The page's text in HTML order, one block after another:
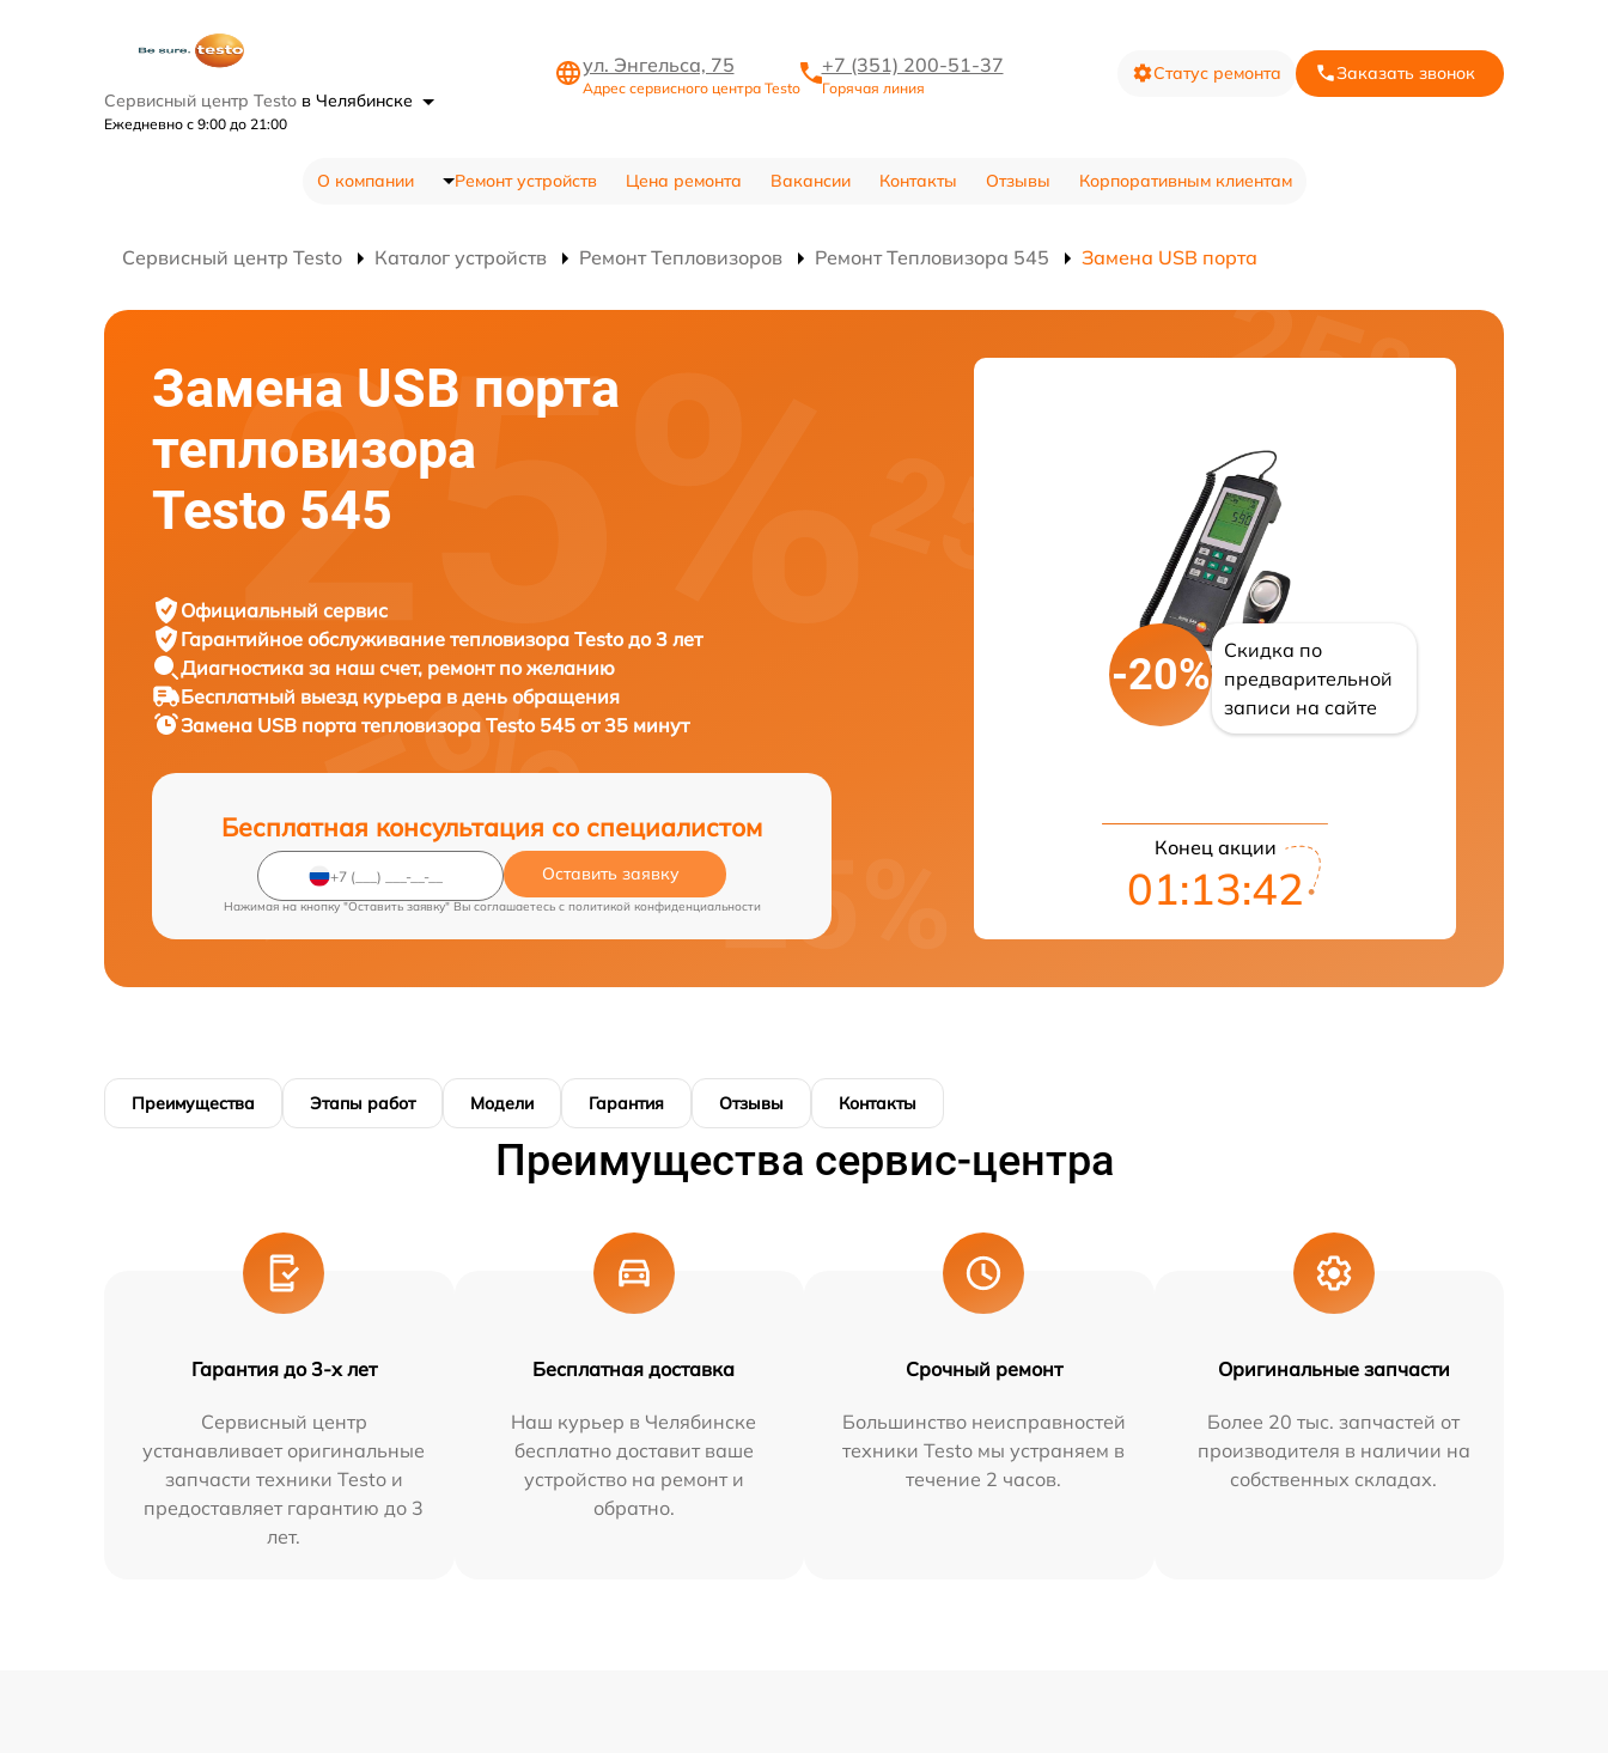
Сервисный центр Testo в Челябинске
Ежедневно с 9:00 до 21:00
ул. Энгельса, 75
Адрес сервисного центра Testo
+7 (351) 200-51-37
Горячая линия
Статус ремонта Заказать звонок
О компании Ремонт устройств Цена ремонта Вакансии Контакты Отзывы Корпоративным клиентам
Сервисный центр Testo Каталог устройств Ремонт Тепловизоров Ремонт Тепловизора 545 Замена USB порта
Замена USB порта
тепловизора
Testo 545
Официальный сервис
Гарантийное обслуживание тепловизора Testo до 3 лет
Диагностика за наш счет, ремонт по желанию
Бесплатный выезд курьера в день обращения
Замена USB порта тепловизора Testo 545 от 35 минут
Бесплатная консультация со специалистом
Оставить заявку
Нажимая на кнопку "Оставить заявку" Вы соглашаетесь c политикой конфиденциальности
-20%
Скидка по
предварительной
записи на сайте
Конец акции
01:13:42
Преимущества Этапы работ Модели Гарантия Отзывы Контакты
Преимущества сервис-центра
Гарантия до 3-х лет
Сервисный центр
устанавливает оригинальные
запчасти техники Testo и
предоставляет гарантию до 3
лет.
Бесплатная доставка
Наш курьер в Челябинске
бесплатно доставит ваше
устройство на ремонт и
обратно.
Срочный ремонт
Большинство неисправностей
техники Testo мы устраняем в
течение 2 часов.
Оригинальные запчасти
Более 20 тыс. запчастей от
производителя в наличии на
собственных складах.